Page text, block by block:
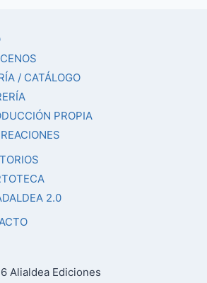
/ CATÁLOGO
PROPIA
2.0
Alialdea Ediciones